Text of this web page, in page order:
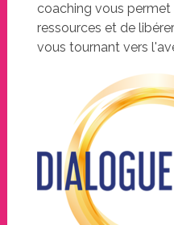
coaching vous permet
ressources et de
vous tournant vers